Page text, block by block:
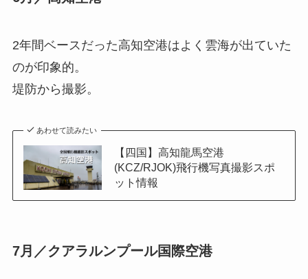
2年間ベースだった高知空港はよく雲海が出ていた
のが印象的。
堤防から撮影。
あわせて読みたい
【四国】高知龍馬空港
(KCZ/RJOK)飛行機写真撮影スポ
ット情報
7月／クアラルンプール国際空港